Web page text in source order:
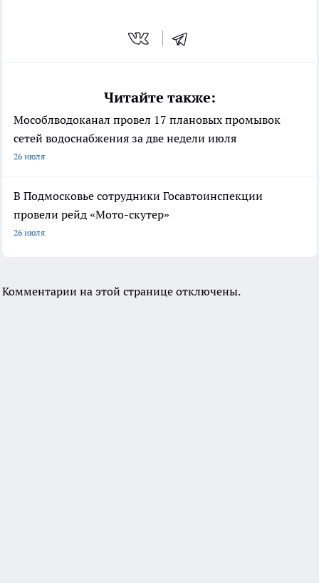
Читайте также:
Мособлводоканал провел 17 плановых промывок
сетей водоснабжения за две недели июля
26 июля
В Подмосковье сотрудники Госавтоинспекции
провели рейд «Мото-скутер»
26 июля
Комментарии на этой странице отключены.